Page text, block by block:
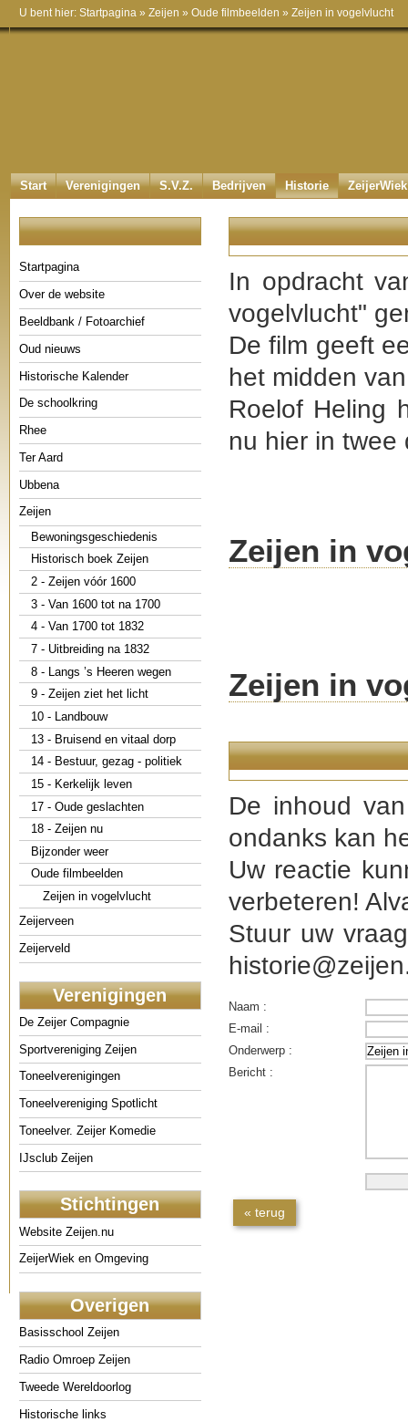
U bent hier: Startpagina » Zeijen » Oude filmbeelden » Zeijen in vogelvlucht
Start Verenigingen S.V.Z. Bedrijven Historie
Startpagina
Over de website
Beeldbank / Fotoarchief
Oud nieuws
Historische Kalender
De schoolkring
Rhee
Ter Aard
Ubbena
Zeijen
Bewoningsgeschiedenis
Historisch boek Zeijen
2 - Zeijen vóór 1600
3 - Van 1600 tot na 1700
4 - Van 1700 tot 1832
7 - Uitbreiding na 1832
8 - Langs ’s Heeren wegen
9 - Zeijen ziet het licht
10 - Landbouw
13 - Bruisend en vitaal dorp
14 - Bestuur, gezag - politiek
15 - Kerkelijk leven
17 - Oude geslachten
18 - Zeijen nu
Bijzonder weer
Oude filmbeelden
Zeijen in vogelvlucht
Zeijerveen
Zeijerveld
Verenigingen
De Zeijer Compagnie
Sportvereniging Zeijen
Toneelverenigingen
Toneelvereniging Spotlicht
Toneelver. Zeijer Komedie
IJsclub Zeijen
Stichtingen
Website Zeijen.nu
ZeijerWiek en Omgeving
Overigen
Basisschool Zeijen
Radio Omroep Zeijen
Tweede Wereldoorlog
Historische links
In opdracht
vogelvlucht"
De film geeft
het midden
Roelof Heling
nu hier in twee
Zeijen in
Zeijen in
De inhoud
ondanks kan
Uw reactie
verbeteren!
Stuur uw
Naam :
E-mail :
Onderwerp :
Bericht :
« terug